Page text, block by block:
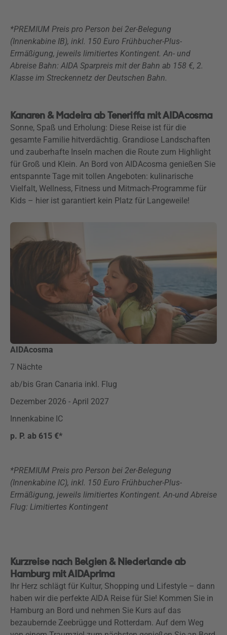
*PREMIUM Preis pro Person bei 2er-Belegung
(Innenkabine IB), inkl. 150 Euro Frühbucher-Plus-
Ermäßigung, jeweils limitiertes Kontingent. An- und
Abreise Bahn: AIDA Sparpreis mit der Bahn ab 158 €, 2.
Klasse im Streckennetz der Deutschen Bahn.
Kanaren & Madeira ab Teneriffa mit AIDAcosma
Sonne, Spaß und Erholung: Diese Reise ist für die
gesamte Familie hitverdächtig. Grandiose Landschaften
und zauberhafte Inseln machen die Route zum Highlight
für Groß und Klein. An Bord von AIDAcosma genießen Sie
entspannte Tage mit tollen Angeboten: kulinarische
Vielfalt, Wellness, Fitness und Mitmach-Programme für
Kids – hier ist garantiert kein Platz für Langeweile!
AIDAcosma
7 Nächte
ab/bis Gran Canaria inkl. Flug
Dezember 2026 - April 2027
Innenkabine IC
p. P. ab 615 €*
*PREMIUM Preis pro Person bei 2er-Belegung
(Innenkabine IC), inkl. 150 Euro Frühbucher-Plus-
Ermäßigung, jeweils limitiertes Kontingent. An-und Abreise
Flug: Limitiertes Kontingent
Kurzreise nach Belgien & Niederlande ab
Hamburg mit AIDAprima
Ihr Herz schlägt für Kultur, Shopping und Lifestyle – dann
haben wir die perfekte AIDA Reise für Sie! Kommen Sie in
Hamburg an Bord und nehmen Sie Kurs auf das
bezaubernde Zeebrügge und Rotterdam. Auf dem Weg